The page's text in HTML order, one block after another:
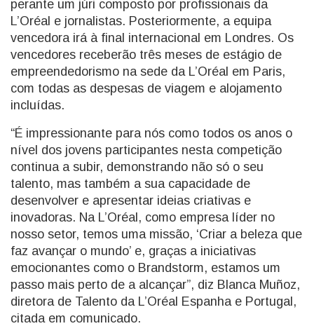
perante um júri composto por profissionais da
L’Oréal e jornalistas. Posteriormente, a equipa
vencedora irá à final internacional em Londres. Os
vencedores receberão três meses de estágio de
empreendedorismo na sede da L’Oréal em Paris,
com todas as despesas de viagem e alojamento
incluídas.
“É impressionante para nós como todos os anos o
nível dos jovens participantes nesta competição
continua a subir, demonstrando não só o seu
talento, mas também a sua capacidade de
desenvolver e apresentar ideias criativas e
inovadoras. Na L’Oréal, como empresa líder no
nosso setor, temos uma missão, ‘Criar a beleza que
faz avançar o mundo’ e, graças a iniciativas
emocionantes como o Brandstorm, estamos um
passo mais perto de a alcançar”, diz Blanca Muñoz,
diretora de Talento da L’Oréal Espanha e Portugal,
citada em comunicado.